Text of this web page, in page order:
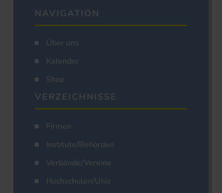
NAVIGATION
Über uns
Kalender
Shop
VERZEICHNISSE
Firmen
Institute/Behörden
Verbände/Vereine
Hochschulen/Unis